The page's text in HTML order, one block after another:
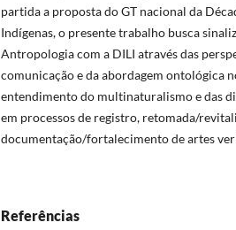
partida a proposta do GT nacional da
Indígenas, o presente trabalho busca
Antropologia com a DILI através das
comunicação e da abordagem ontológica
entendimento do multinaturalismo e das
em processos de registro, retomada/
documentação/fortalecimento de artes
Referências